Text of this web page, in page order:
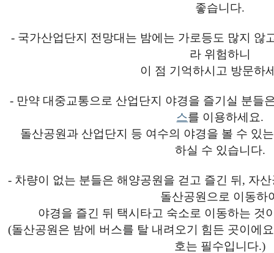
좋습니다.
- 국가산업단지 전망대는 밤에는 가로등도 많지 않
라 위험하니
이 점 기억하시고 방문하
- 만약 대중교통으로 산업단지 야경을 즐기실 분들
스를 이용하세요.
돌산공원과 산업단지 등 여수의 야경을 볼 수 있
하실 수 있습니다.
- 차량이 없는 분들은 해양공원을 걷고 즐긴 뒤, 자
돌산공원으로 이동하
야경을 즐긴 뒤 택시타고 숙소로 이동하는 것
(돌산공원은 밤에 버스를 탈 내려오기 힘든 곳이에
호는 필수입니다.)